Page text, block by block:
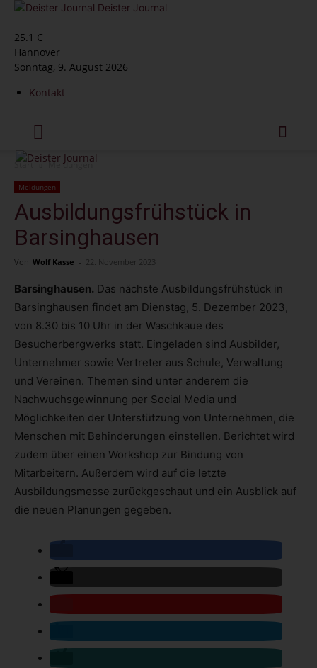
Deister Journal
25.1 C
Hannover
Sonntag, 9. August 2026
Kontakt
Start Meldungen
Meldungen
Ausbildungsfrühstück in
Barsinghausen
Von Wolf Kasse - 22. November 2023
Barsinghausen. Das nächste Ausbildungsfrühstück in
Barsinghausen findet am Dienstag, 5. Dezember 2023,
von 8.30 bis 10 Uhr in der Waschkaue des
Besucherbergwerks statt. Eingeladen sind Ausbilder,
Unternehmer sowie Vertreter aus Schule, Verwaltung
und Vereinen. Themen sind unter anderem die
Nachwuchsgewinnung per Social Media und
Möglichkeiten der Unterstützung von Unternehmen, die
Menschen mit Behinderungen einstellen. Berichtet wird
zudem über einen Workshop zur Bindung von
Mitarbeitern. Außerdem wird auf die letzte
Ausbildungsmesse zurückgeschaut und ein Ausblick auf
die neuen Planungen gegeben.